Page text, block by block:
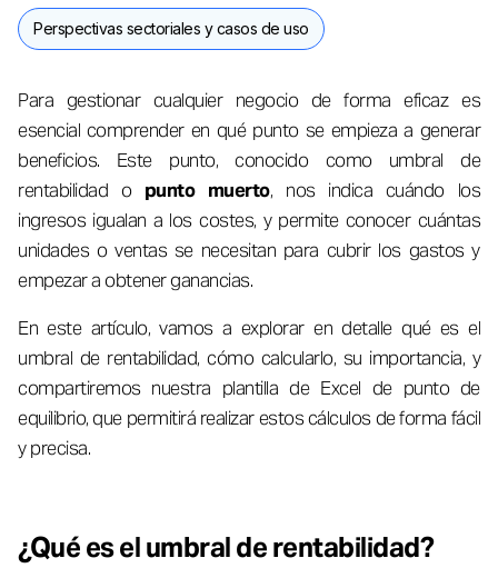
Perspectivas sectoriales y casos de uso
Para gestionar cualquier negocio de forma eficaz es
esencial comprender en qué punto se empieza a generar
beneficios. Este punto, conocido como umbral de
rentabilidad o punto muerto, nos indica cuándo los
ingresos igualan a los costes, y permite conocer cuántas
unidades o ventas se necesitan para cubrir los gastos y
empezar a obtener ganancias.
En este artículo, vamos a explorar en detalle qué es el
umbral de rentabilidad, cómo calcularlo, su importancia, y
compartiremos nuestra plantilla de Excel de punto de
equilibrio, que permitirá realizar estos cálculos de forma fácil
y precisa.
¿Qué es el umbral de rentabilidad?